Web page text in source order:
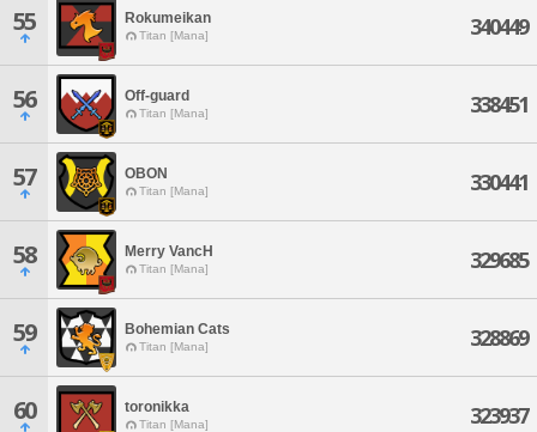
55 Rokumeikan
Titan [Mana] 340449
56 Off-guard
Titan [Mana] 338451
57 OBON
Titan [Mana] 330441
58 Merry VancH
Titan [Mana] 329685
59 Bohemian Cats
Titan [Mana] 328869
60 toronikka
Titan [Mana] 323937